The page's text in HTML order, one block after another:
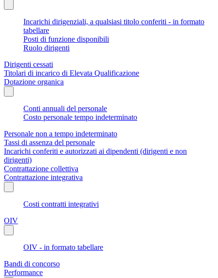
Incarichi dirigenziali, a qualsiasi titolo conferiti - in formato
tabellare
Posti di funzione disponibili
Ruolo dirigenti
Dirigenti cessati
Titolari di incarico di Elevata Qualificazione
Dotazione organica
Conti annuali del personale
Costo personale tempo indeterminato
Personale non a tempo indeterminato
Tassi di assenza del personale
Incarichi conferiti e autorizzati ai dipendenti (dirigenti e non
dirigenti)
Contrattazione collettiva
Contrattazione integrativa
Costi contratti integrativi
OIV
OIV - in formato tabellare
Bandi di concorso
Performance